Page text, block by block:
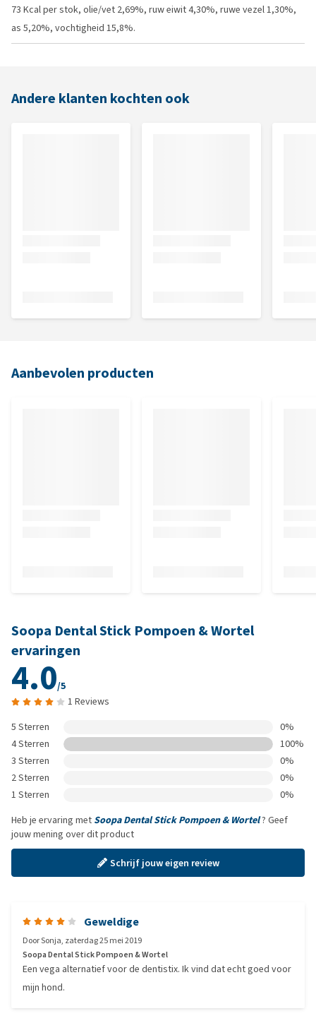
73 Kcal per stok, olie/vet 2,69%, ruw eiwit 4,30%, ruwe vezel 1,30%,
as 5,20%, vochtigheid 15,8%.
Andere klanten kochten ook
Aanbevolen producten
Soopa Dental Stick Pompoen & Wortel
ervaringen
4.0/5
1 Reviews
5 Sterren
0%
4 Sterren
100%
3 Sterren
0%
2 Sterren
0%
1 Sterren
0%
Heb je ervaring met Soopa Dental Stick Pompoen & Wortel? Geef
jouw mening over dit product
Schrijf jouw eigen review
Geweldige
DoorSonja, zaterdag 25 mei 2019
Soopa Dental Stick Pompoen & Wortel
Een vega alternatief voor de dentistix. Ik vind dat echt goed voor
mijn hond.